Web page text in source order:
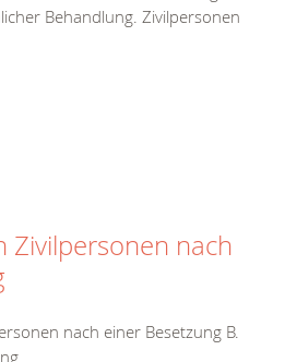
Behandlung. Zivilpersonen
Zivilpersonen nach
nach einer Besetzung B.